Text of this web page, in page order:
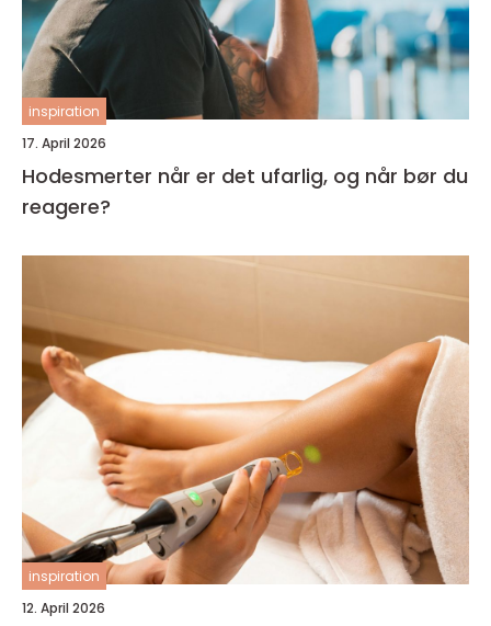
inspiration
17. April 2026
Hodesmerter når er det ufarlig, og når bør du
reagere?
inspiration
12. April 2026